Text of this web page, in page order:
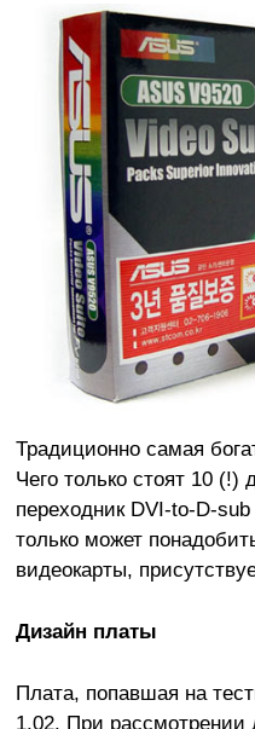
Традиционно самая
Чего только стоят 10 (!)
переходник DVI-to-D-
только может
видеокарты,
Дизайн платы
Плата, попавшая на
1.02. При рассмотрении